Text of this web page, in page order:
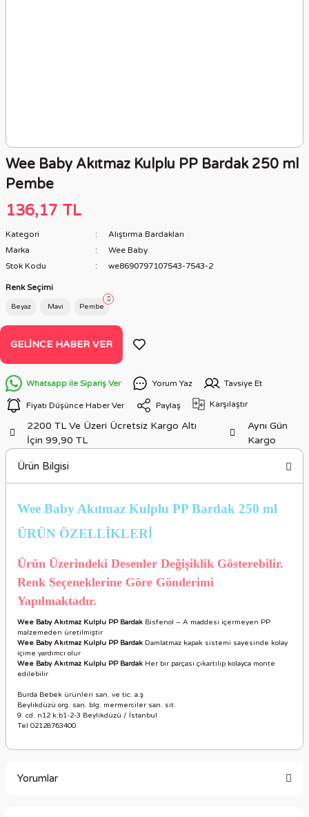
Wee Baby Akıtmaz Kulplu PP Bardak 250 ml
Pembe
136,17 TL
Kategori
Alıştırma Bardakları
Marka
Wee Baby
Stok Kodu
we8690797107543-7543-2
Renk Seçimi
Beyaz Mavi Pembe
GELINCE HABER VER
Whatsapp ile Sipariş Ver Yorum Yaz Tavsiye Et
Fiyatı Düşünce Haber Ver Paylaş Karşılaştır
2200 TL Ve Üzeri Ücretsiz Kargo Altı
İçin 99,90 TL
Aynı Gün
Kargo
Ürün Bilgisi
Wee Baby Akıtmaz Kulplu PP Bardak 250 ml
ÜRÜN ÖZELLİKLER İ
Ürün Üzerindeki Desenler Değişiklik Gösterebilir.
Renk Seçeneklerine Göre Gönderimi
Yapılmaktadır.
Wee Baby Akıtmaz Kulplu PP Bardak Bisfenol – A maddesi içermeyen PP
malzemeden üretilmiştir
Wee Baby Akıtmaz Kulplu PP Bardak Damlatmaz kapak sistemi sayesinde kolay
içime yardımcı olur
Wee Baby Akıtmaz Kulplu PP Bardak Her bir parçası çıkartılıp kolayca monte
edilebilir
Burda Bebek ürünleri san. ve tic. a.ş
Beylikdüzü org. san. blg. mermerciler san. sit.
9. cd. n12 k:b1-2-3 Beylikdüzü / İstanbul
Tel 02128763400
Yorumlar